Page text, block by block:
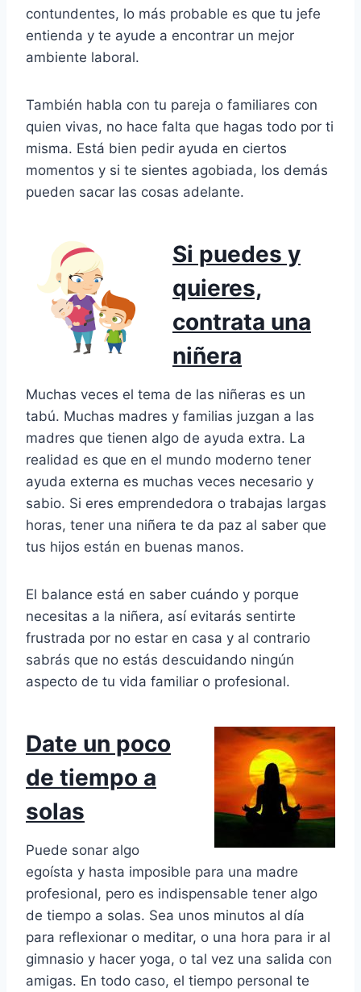
contundentes, lo más probable es que tu jefe
entienda y te ayude a encontrar un mejor
ambiente laboral.
También habla con tu pareja o familiares con
quien vivas, no hace falta que hagas todo por ti
misma. Está bien pedir ayuda en ciertos
momentos y si te sientes agobiada, los demás
pueden sacar las cosas adelante.
Si puedes y
quieres,
contrata una
niñera
Muchas veces el tema de las niñeras es un
tabú. Muchas madres y familias juzgan a las
madres que tienen algo de ayuda extra. La
realidad es que en el mundo moderno tener
ayuda externa es muchas veces necesario y
sabio. Si eres emprendedora o trabajas largas
horas, tener una niñera te da paz al saber que
tus hijos están en buenas manos.
El balance está en saber cuándo y porque
necesitas a la niñera, así evitarás sentirte
frustrada por no estar en casa y al contrario
sabrás que no estás descuidando ningún
aspecto de tu vida familiar o profesional.
Date un poco
de tiempo a
solas
Puede sonar algo
egoísta y hasta imposible para una madre
profesional, pero es indispensable tener algo
de tiempo a solas. Sea unos minutos al día
para reflexionar o meditar, o una hora para ir al
gimnasio y hacer yoga, o tal vez una salida con
amigas. En todo caso, el tiempo personal te